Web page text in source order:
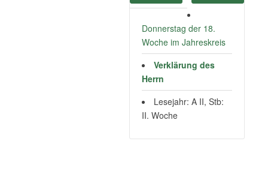
Donnerstag der 18.
Woche im Jahreskreis
Verklärung des
Herrn
Lesejahr: A II, Stb:
II. Woche